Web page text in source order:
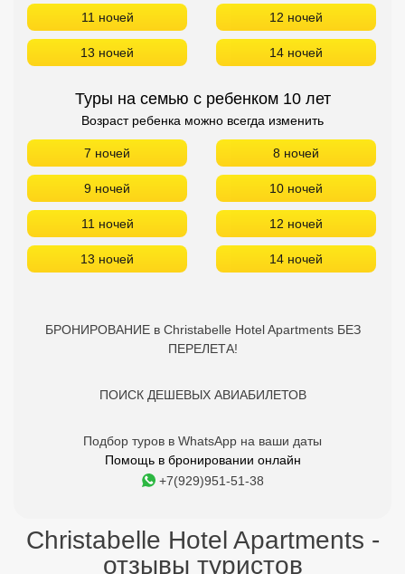
11 ночей 12 ночей
13 ночей 14 ночей
Туры на семью с ребенком 10 лет
Возраст ребенка можно всегда изменить
7 ночей 8 ночей
9 ночей 10 ночей
11 ночей 12 ночей
13 ночей 14 ночей
БРОНИРОВАНИЕ в Christabelle Hotel Apartments БЕЗ
ПЕРЕЛЕТА!
ПОИСК ДЕШЕВЫХ АВИАБИЛЕТОВ
Подбор туров в WhatsApp на ваши даты
Помощь в бронировании онлайн
+7(929)951-51-38
Christabelle Hotel Apartments -
отзывы туристов